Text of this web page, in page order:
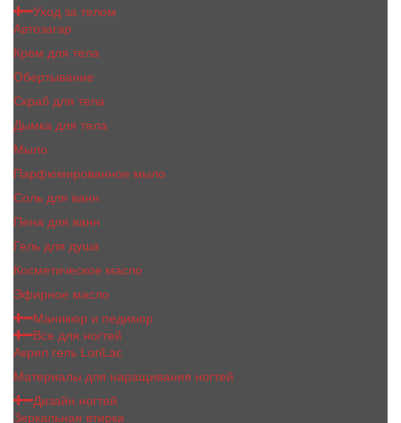
Уход за телом
Автозагар
Крем для тела
Обертывание
Скраб для тела
Дымка для тела
Мыло
Парфюмированное мыло
Соль для ванн
Пена для ванн
Гель для душа
Косметическое масло
Эфирное масло
Маникюр и педикюр
Все для ногтей
Акрил гель LoriLac
Материалы для наращивания ногтей
Дизайн ногтей
Зеркальная втирка